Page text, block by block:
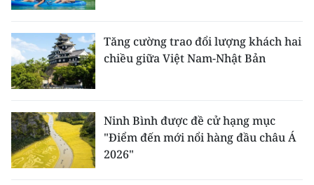
Tăng cường trao đổi lượng khách hai
chiều giữa Việt Nam-Nhật Bản
Ninh Bình được đề cử hạng mục
"Điểm đến mới nổi hàng đầu châu Á
2026"